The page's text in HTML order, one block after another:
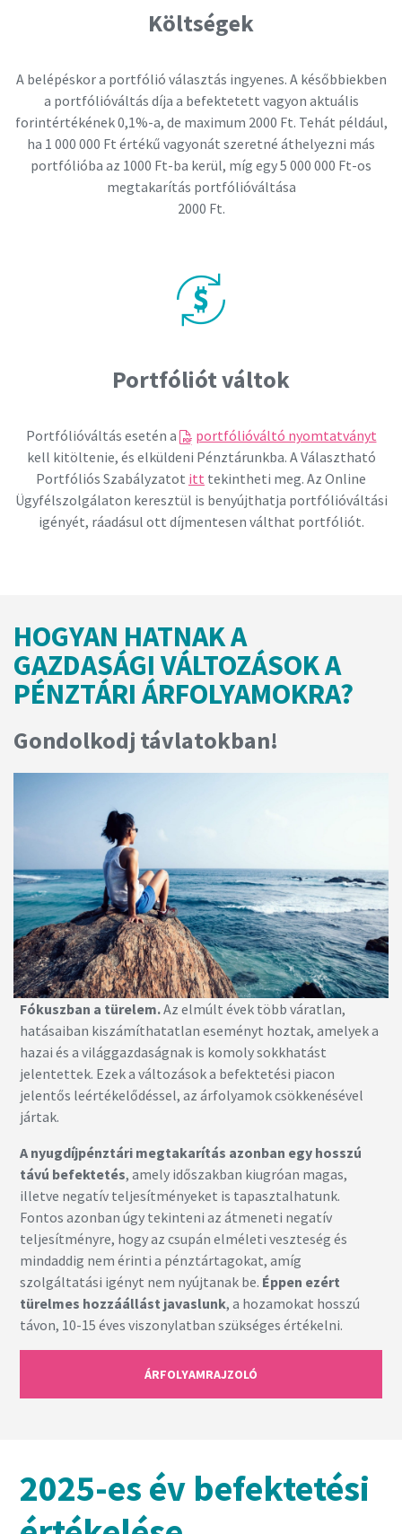
Költségek
A belépéskor a portfólió választás ingyenes. A későbbiekben
a portfólióváltás díja a befektetett vagyon aktuális
forintértékének 0,1%-a, de maximum 2000 Ft. Tehát például,
ha 1 000 000 Ft értékű vagyonát szeretné áthelyezni más
portfólióba az 1000 Ft-ba kerül, míg egy 5 000 000 Ft-os
megtakarítás portfólióváltása
2000 Ft.
Portfóliót váltok
Portfólióváltás esetén a
portfólióváltó nyomtatványt
kell kitöltenie, és elküldeni Pénztárunkba. A Választható
Portfóliós Szabályzatot itt tekintheti meg. Az Online
Ügyfélszolgálaton keresztül is benyújthatja portfólióváltási
igényét, ráadásul ott díjmentesen válthat portfóliót.
HOGYAN HATNAK A
GAZDASÁGI VÁLTOZÁSOK A
PÉNZTÁRI ÁRFOLYAMOKRA?
Gondolkodj távlatokban!
Fókuszban a türelem.Az elmúlt évek több váratlan,
hatásaiban kiszámíthatatlan eseményt hoztak, amelyek a
hazai és a világgazdaságnak is komoly sokkhatást
jelentettek. Ezek a változások a befektetési piacon
jelentős leértékelődéssel, az árfolyamok csökkenésével
jártak.
A nyugdíjpénztári megtakarítás azonban egy hosszú
távú befektetés, amely időszakban kiugróan magas,
illetve negatív teljesítményeket is tapasztalhatunk.
Fontos azonban úgy tekinteni az átmeneti negatív
teljesítményre, hogy az csupán elméleti veszteség és
mindaddig nem érinti a pénztártagokat, amíg
szolgáltatási igényt nem nyújtanak be. Éppen ezért
türelmes hozzáállást javaslunk, a hozamokat hosszú
távon, 10-15 éves viszonylatban szükséges értékelni.
ÁRFOLYAMRAJZOLÓ
2025-es év befektetési